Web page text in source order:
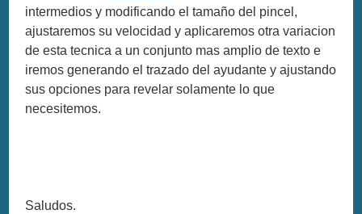
intermedios y modificando el tamaño del pincel,
ajustaremos su velocidad y aplicaremos otra variacion
de esta tecnica a un conjunto mas amplio de texto e
iremos generando el trazado del ayudante y ajustando
sus opciones para revelar solamente lo que
necesitemos.
Saludos.